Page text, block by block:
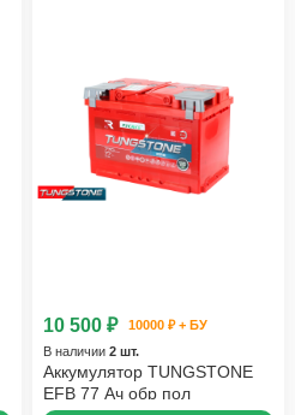
10 500 ₽
10000 ₽ + БУ
В наличии 2 шт.
Аккумулятор TUNGSTONE
EFB 77 Ач обр пол